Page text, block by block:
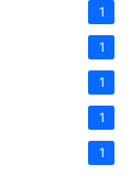
1
1
1
1
1